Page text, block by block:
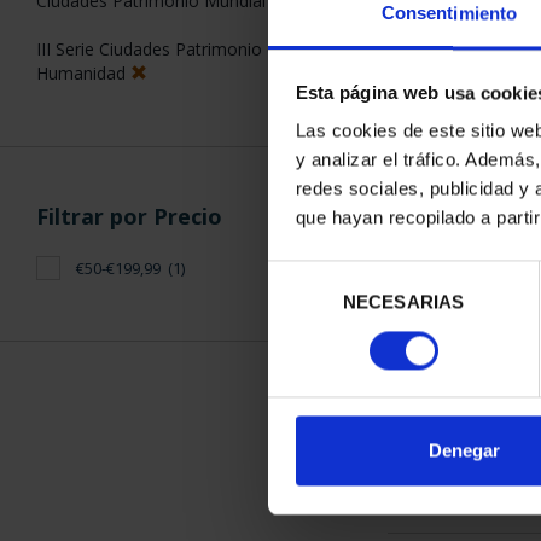
Consentimiento
Esta página web usa
Las cookies de este sitio
y analizar el tráfico.
redes sociales, publicidad y
que hayan recopilado a
consentimiento
NECESARIAS
Denegar
CC.AA.
Castilla y León
III Serie Ciudades Patrimonio de la
ORDENAR POR:
1 Productos